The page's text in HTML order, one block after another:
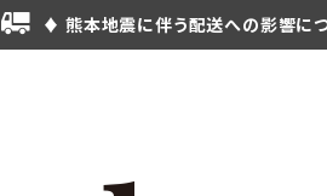
♦ 熊本地震に伴う配送への影響に